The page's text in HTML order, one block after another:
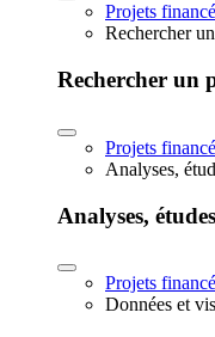
Projets
Rechercher
Rechercher un
Projets
Analyses,
Analyses,
Projets
Données et